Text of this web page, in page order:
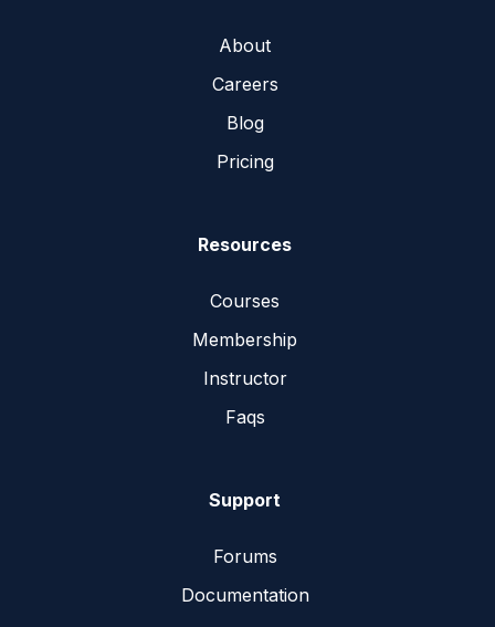
About
Careers
Blog
Pricing
Resources
Courses
Membership
Instructor
Faqs
Support
Forums
Documentation